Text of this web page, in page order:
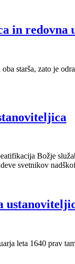
in redovna
starša, zato je
Božje
svetnikov
leta 1640 prav